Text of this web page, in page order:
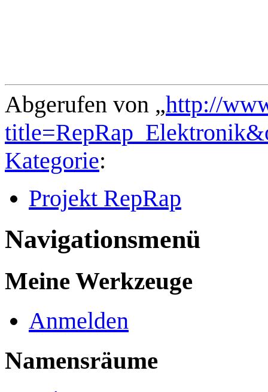
Abgerufen von „http://
Kategorie:
Projekt RepRap
Navigationsmenü
Meine Werkzeuge
Anmelden
Namensräume